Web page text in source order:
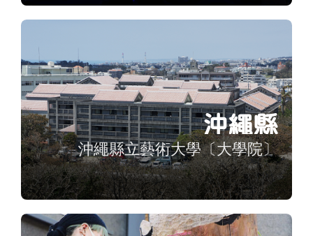
沖繩縣
沖繩縣立藝術大學〔大學院〕